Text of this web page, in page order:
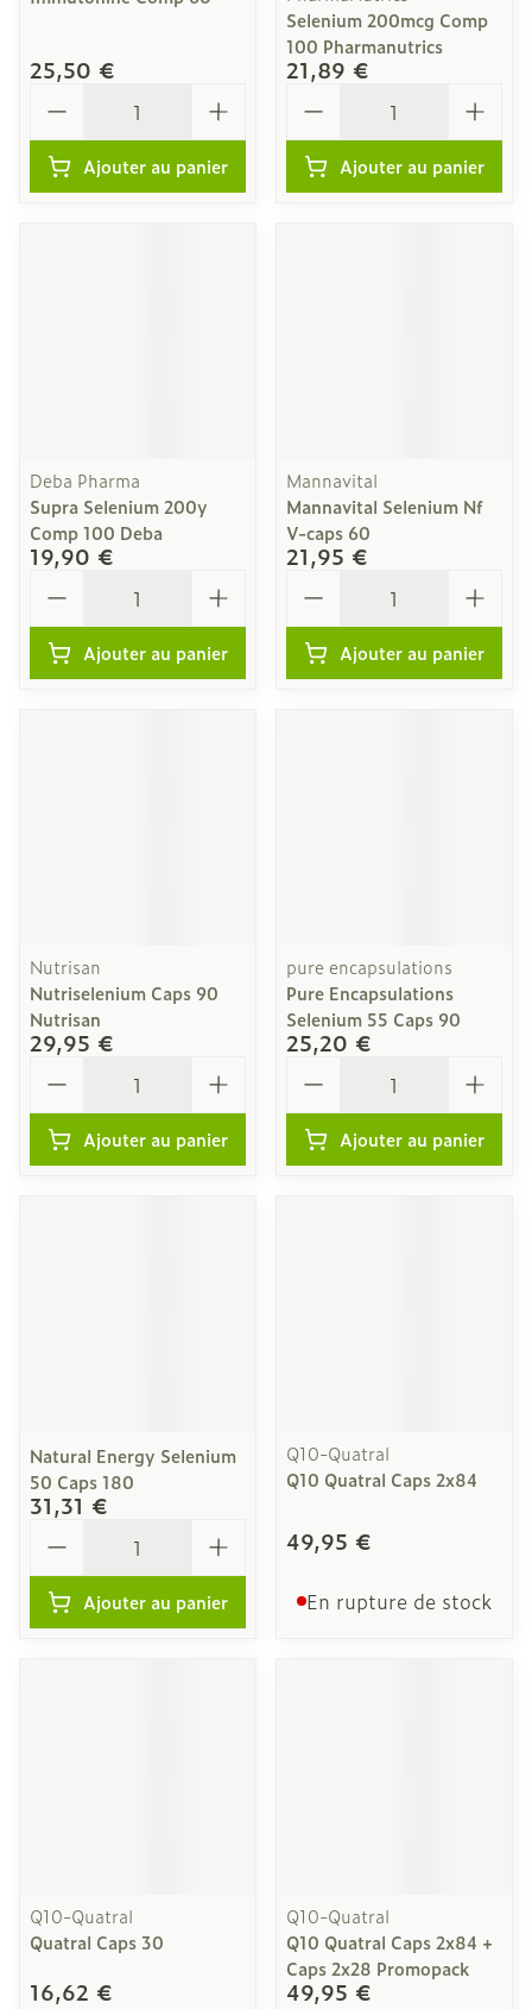
25,50 €
Ajouter au panier
Selenium 200mcg Comp
100 Pharmanutrics
21,89 €
Ajouter au panier
Deba Pharma
Supra Selenium 200y
Comp 100 Deba
19,90 €
Ajouter au panier
Mannavital
Mannavital Selenium Nf
V-caps 60
21,95 €
Ajouter au panier
Nutrisan
Nutriselenium Caps 90
Nutrisan
29,95 €
Ajouter au panier
pure encapsulations
Pure Encapsulations
Selenium 55 Caps 90
25,20 €
Ajouter au panier
Natural Energy Selenium
50 Caps 180
31,31 €
Ajouter au panier
Q10-Quatral
Q10 Quatral Caps 2x84
49,95 €
En rupture de stock
Q10-Quatral
Quatral Caps 30
16,62 €
Q10-Quatral
Q10 Quatral Caps 2x84 +
Caps 2x28 Promopack
49,95 €